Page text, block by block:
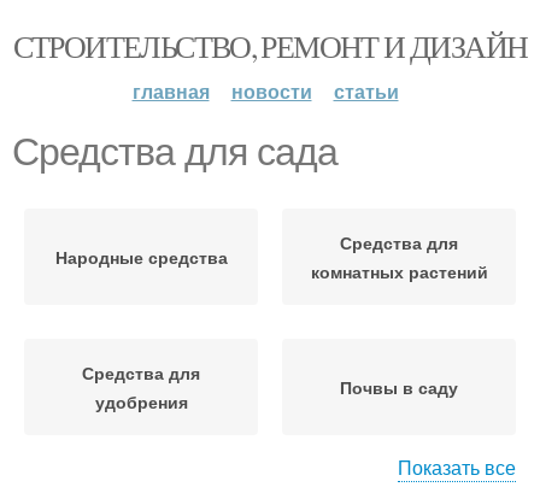
СТРОИТЕЛЬСТВО, РЕМОНТ И ДИЗАЙН
главная новости статьи
Средства для сада
Народные средства
Средства для
комнатных растений
Средства для
удобрения
Почвы в саду
Показать все